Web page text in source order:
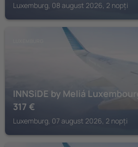
Luxemburg, 08 august 2026, 2 nopți
INNSiDE by Meliá Luxembourg
317 €
Luxemburg, 07 august 2026, 2 nopți